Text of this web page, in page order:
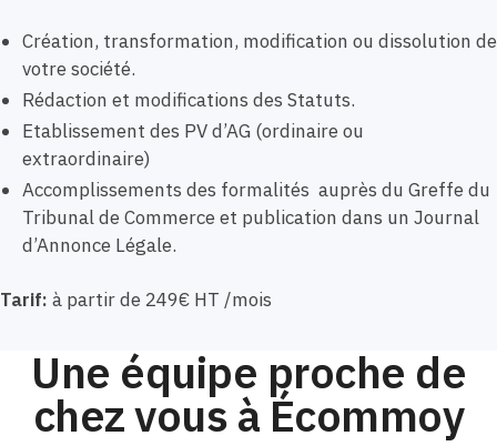
Création, transformation, modification ou dissolution de
votre société.
Rédaction et modifications des Statuts.
Etablissement des PV d’AG (ordinaire ou
extraordinaire)
Accomplissements des formalités auprès du Greffe du
Tribunal de Commerce et publication dans un Journal
d’Annonce Légale.
Tarif: à partir de 249€ HT /mois
Une équipe proche de
chez vous à Écommoy